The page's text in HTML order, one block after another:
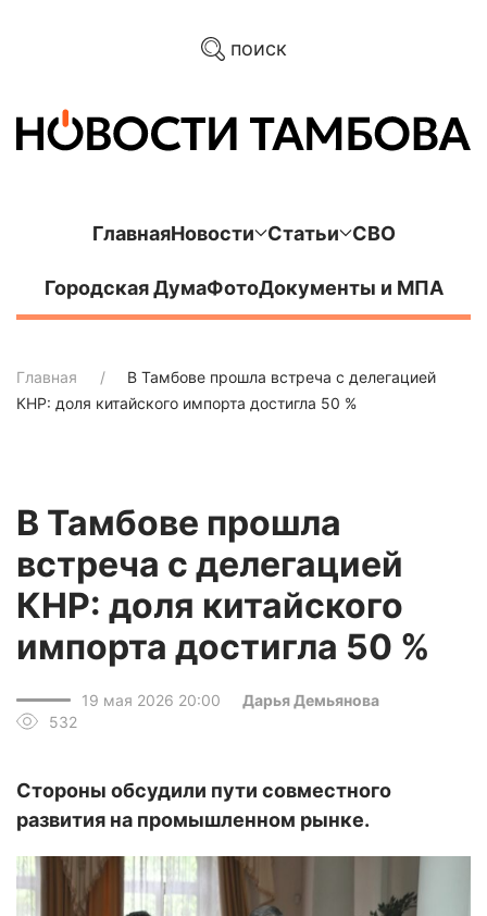
поиск
ГлавнаяНовости Статьи СВО
Городская ДумаФотоДокументы и МПА
Главная
В Тамбове прошла встреча с делегацией
КНР: доля китайского импорта достигла 50 %
В Тамбове прошла
встреча с делегацией
КНР: доля китайского
импорта достигла 50 %
19 мая 2026 20:00
Дарья Демьянова
532
Стороны обсудили пути совместного
развития на промышленном рынке.